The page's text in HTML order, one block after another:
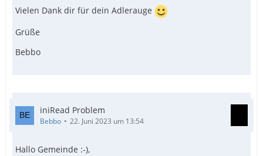
Vielen Dank dir für dein Adlerauge
Grüße
Bebbo
iniRead Problem
Bebbo 22. Juni 2023 um 13:54
Hallo Gemeinde :-),